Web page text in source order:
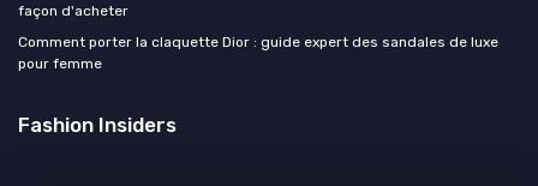
façon d'acheter
Comment porter la claquette Dior : guide expert des sandales de luxe
pour femme
Fashion Insiders